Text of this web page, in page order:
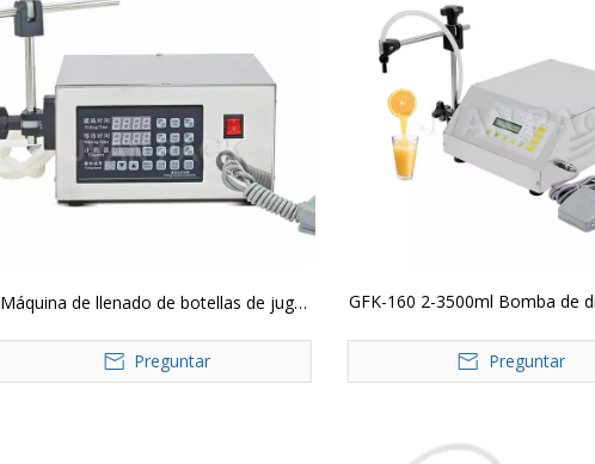
Máquina de llenado de botellas de jugo
Digital portátil, GFK-280
Preguntar
GFK-160 2-3500ml Bomba de
Llenador de aceite Máquina de
botellas de control digital
Preguntar